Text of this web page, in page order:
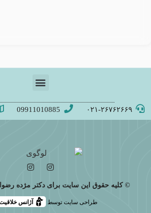
۰۲۱-۲۶۷۶۲۶۶۹ 09911010885
© کلیه حقوق این سایت برای دکتر مژده
طراحی سایت توسط آژانس خلاقیت